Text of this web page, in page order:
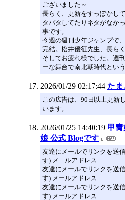
ございました～
長らく、更新をすっぽかし
タバタしてたりネタがなか
事です。
今週の週刊少年ジャンプで
完結。松井優征先生、長ら
そしてお疲れ様でした。週
ーな舞台で南北朝時代とい
2026/01/29 02:17:44 たま
この広告は、90日以上更新
います。
2026/01/25 14:40:19 甲冑
娘 公式 Blogです
友達にメールでリンクを送
す) メールアドレス
友達にメールでリンクを送
す) メールアドレス
友達にメールでリンクを送
す) メールアドレス